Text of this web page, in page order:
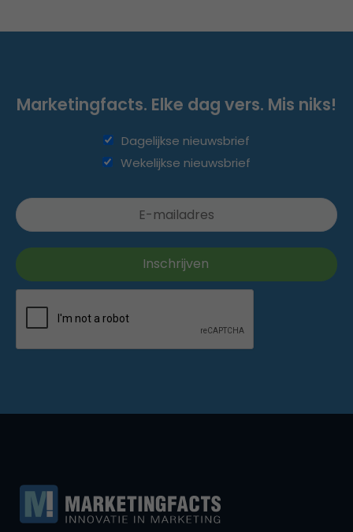
Marketingfacts. Elke dag vers. Mis niks!
Dagelijkse nieuwsbrief
Wekelijkse nieuwsbrief